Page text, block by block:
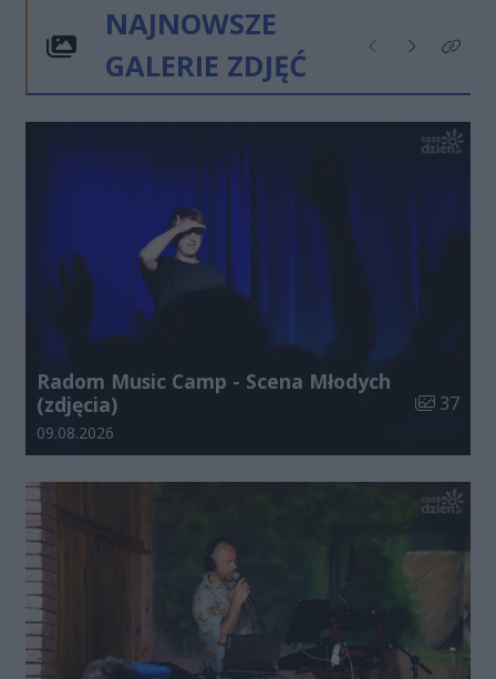
NAJNOWSZE
GALERIE ZDJĘĆ
Poprzednie
NastępneKliknij
Radom Music Camp - Scena Młodych
(zdjęcia)
Liczba
37
Data dodania galerii:
09.08.2026